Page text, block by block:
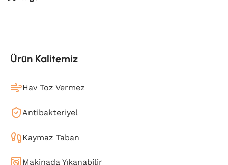
Ürün Kalitemiz
Hav Toz Vermez
Antibakteriyel
Kaymaz Taban
Makinada Yıkanabilir